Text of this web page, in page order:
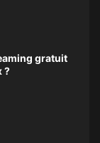
gratuit
?